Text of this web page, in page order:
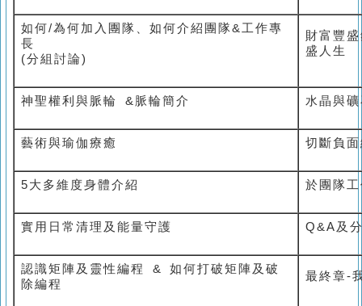
如何/為何加入團隊、如何介紹團隊&工作專
長
(分組討論)
財富豐
盛人生
神聖權利與脈輪 &脈輪簡介 水晶與
藝術與瑜伽療癒 切斷負
5大多維度身體介紹 於團隊
實用日常清理及能量守護 Q&A及
認識矩陣及靈性編程 & 如何打破矩陣及破
除編程
最終章-